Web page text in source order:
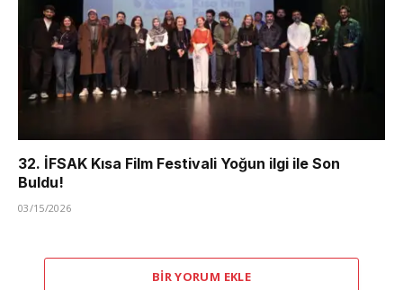
32. İFSAK Kısa Film Festivali Yoğun ilgi ile Son
Buldu!
03/15/2026
BIR YORUM EKLE